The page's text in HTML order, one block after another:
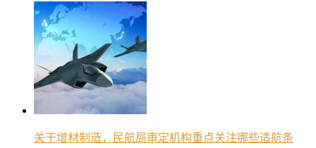
关于增材制造，民航局审定机构重点关注哪些适航条